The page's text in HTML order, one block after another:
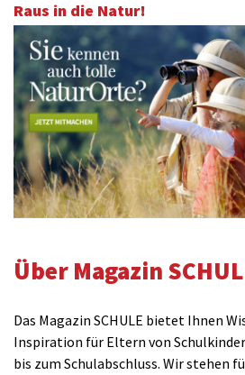
Raus in die Natur!
Über Magazin
Das Magazin SCHULE bietet Ihnen
Inspiration für Eltern von
bis zum Schulabschluss. Wir stehen